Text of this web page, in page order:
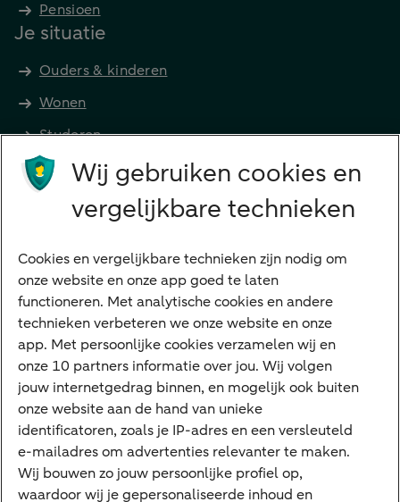
Pensioen
Je situatie
Ouders & kinderen
Wonen
Studeren
Preferred Banking
Digitale diensten
Internet Bankieren
ABN AMRO app
Tikkie
Apple Pay
Google Pay
Veilig bankieren
Meest gezocht
Wij gebruiken cookies en
vergelijkbare technieken
Cookies en vergelijkbare technieken zijn nodig om
onze website en onze app goed te laten
functioneren. Met analytische cookies en andere
technieken verbeteren we onze website en onze
app. Met persoonlijke cookies verzamelen wij en
onze 10 partners informatie over jou. Wij volgen
jouw internetgedrag binnen, en mogelijk ook buiten
onze website aan de hand van unieke
identificatoren, zoals je IP-adres en een versleuteld
e-mailadres om advertenties relevanter te maken.
Wij bouwen zo jouw persoonlijke profiel op,
waardoor wij je gepersonaliseerde inhoud en